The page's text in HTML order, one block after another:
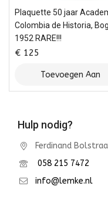
Plaquette 50 jaar
Colombia de Historia,
1952 RARE!!!
€ 125
Toevoegen Aan
Winkelwagen
Hulp nodig?
Ferdinand
058 215 7472
info@lemke.nl